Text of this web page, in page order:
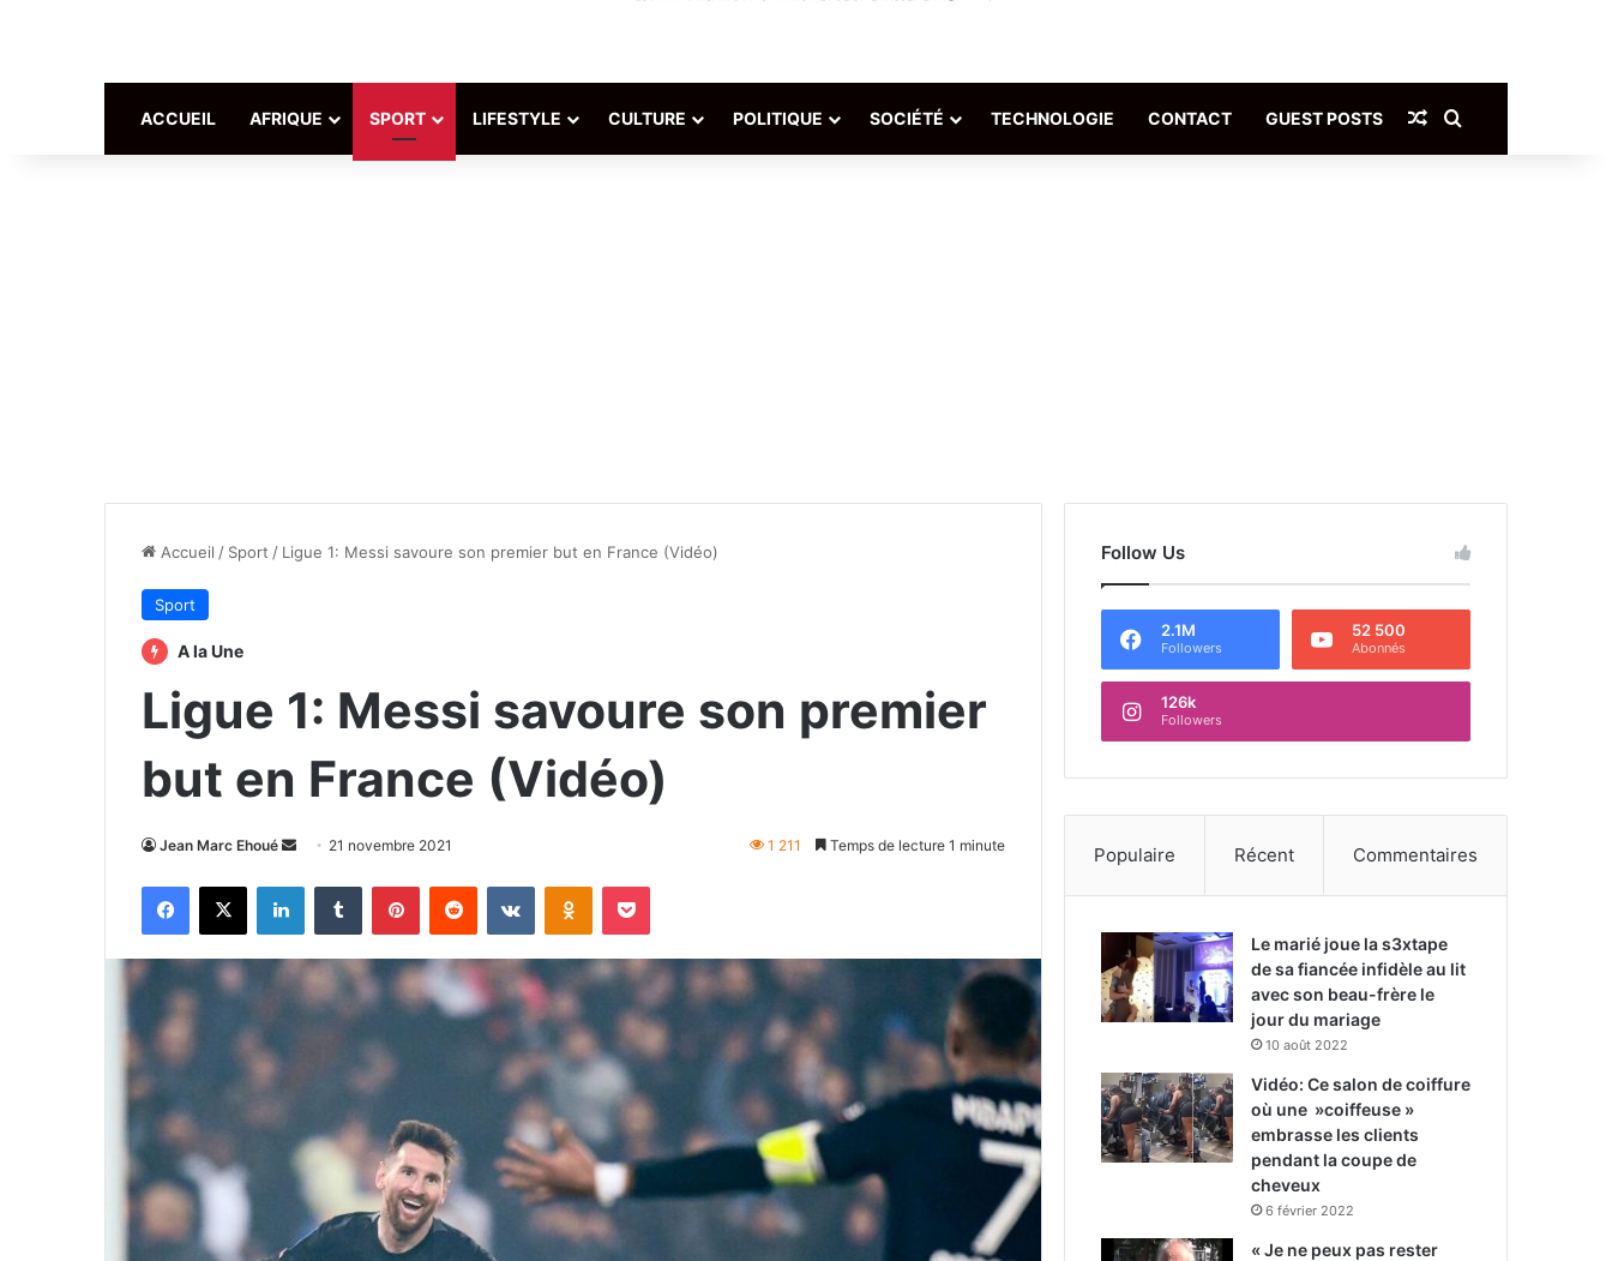
ACCUEIL AFRIQUE SPORT LIFESTYLE CULTURE POLITIQUE SOCIÉTÉ TECHNOLOGIE CONTACT GUEST POSTS Article Aléatoire
Accueil / Sport / Ligue 1: Messi savoure son premier but en France (Vidéo)
Sport
A la Une
Ligue 1: Messi savoure son premier
but en France (Vidéo)
Jean Marc Ehoué
Envoyer
courriel
21 novembre 2021 1 211 Temps de lecture 1 minute
Facebook
X LinkedinTumblr PinterestReddit VKontakteOdnoklassniki
Pocket
Follow Us
2.1M
Followers
52 500
Abonnés
126k
Followers
Populaire Récent Commentaires
Le marié joue la s3xtape
de sa fiancée infidèle au lit
avec son beau-frère le
jour du mariage
10 août 2022
Vidéo: Ce salon de coiffure
où une »coiffeuse »
embrasse les clients
pendant la coupe de
cheveux
6 février 2022
« Je ne peux pas rester